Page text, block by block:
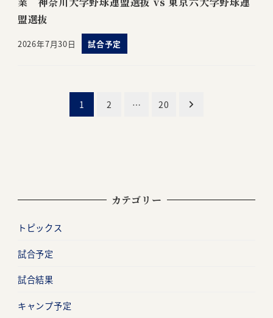
盟選抜
2026年7月30日 試合予定
ゲ
ー
シ
ョ
ン
1 2 … 20
カテゴリー
トピックス
試合予定
試合結果
キャンプ予定